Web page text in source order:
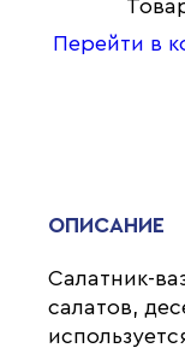
Перейти в
ОПИСАНИЕ
Салатник-
салатов,